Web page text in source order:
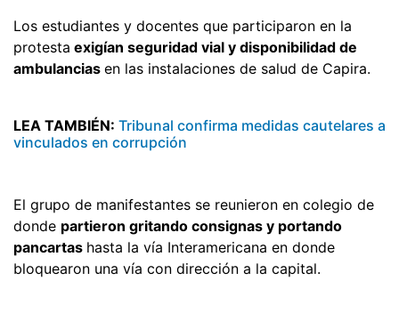
Los estudiantes y docentes que participaron en la
protesta exigían seguridad vial y disponibilidad de
ambulancias en las instalaciones de salud de Capira.
LEA TAMBIÉN: Tribunal confirma medidas cautelares a
vinculados en corrupción
El grupo de manifestantes se reunieron en colegio de
donde partieron gritando consignas y portando
pancartas hasta la vía Interamericana en donde
bloquearon una vía con dirección a la capital.